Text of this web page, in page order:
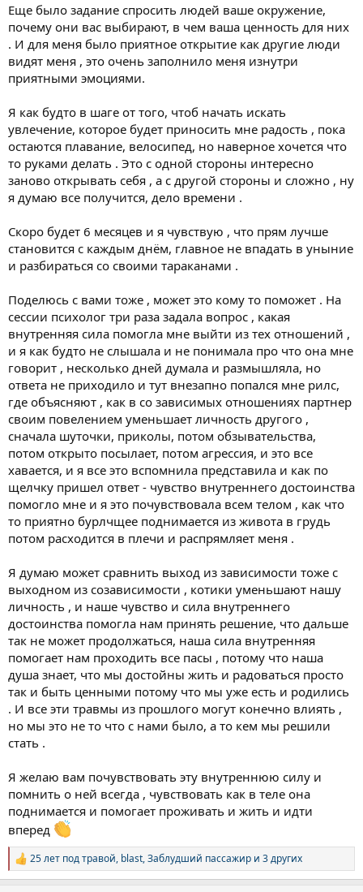
Еще было задание спросить людей ваше окружение,
почему они вас выбирают, в чем ваша ценность для них
. И для меня было приятное открытие как другие люди
видят меня , это очень заполнило меня изнутри
приятными эмоциями.
Я как будто в шаге от того, чтоб начать искать
увлечение, которое будет приносить мне радость , пока
остаются плавание, велосипед, но наверное хочется что
то руками делать . Это с одной стороны интересно
заново открывать себя , а с другой стороны и сложно , ну
я думаю все получится, дело времени .
Скоро будет 6 месяцев и я чувствую , что прям лучше
становится с каждым днём, главное не впадать в уныние
и разбираться со своими тараканами .
Поделюсь с вами тоже , может это кому то поможет . На
сессии психолог три раза задала вопрос , какая
внутренняя сила помогла мне выйти из тех отношений ,
и я как будто не слышала и не понимала про что она мне
говорит , несколько дней думала и размышляла, но
ответа не приходило и тут внезапно попался мне рилс,
где объясняют , как в со зависимых отношениях партнер
своим повелением уменьшает личность другого ,
сначала шуточки, приколы, потом обзывательства,
потом открыто посылает, потом агрессия, и это все
хавается, и я все это вспомнила представила и как по
щелчку пришел ответ - чувство внутреннего достоинства
помогло мне и я это почувствовала всем телом , как что
то приятно бурлчщее поднимается из живота в грудь
потом расходится в плечи и распрямляет меня .
Я думаю может сравнить выход из зависимости тоже с
выходном из созависимости , котики уменьшают нашу
личность , и наше чувство и сила внутреннего
достоинства помогла нам принять решение, что дальше
так не может продолжаться, наша сила внутренняя
помогает нам проходить все пасы , потому что наша
душа знает, что мы достойны жить и радоваться просто
так и быть ценными потому что мы уже есть и родились
. И все эти травмы из прошлого могут конечно влиять ,
но мы это не то что с нами было, а то кем мы решили
стать .
Я желаю вам почувствовать эту внутреннюю силу и
помнить о ней всегда , чувствовать как в теле она
поднимается и помогает проживать и жить и идти
вперед
Р
е
25 лет под травой, blast,Заблудший пассажир и 3 других